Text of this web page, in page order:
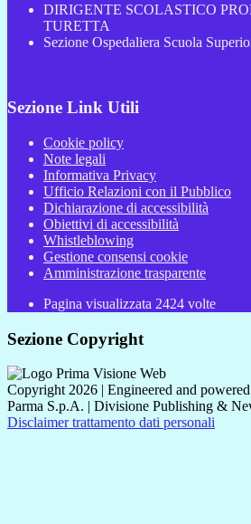
DIRIGENTE SCOLASTICO
TURETTA
Sezione Ospedaliera Scuola
Sezione Link Utili
Cookie policy
Note legali
Informativa Privacy
Ufficio Relazioni con il Pubblico
Dichiarazione di accessibilità
Obiettivi di accessibilità
Whistleblowing
Gestione consensi cookie
Amministrazione trasparente
Pagina visualizzata 2424 volte
Sezione Copyright
Copyright 2026 | Engineered and
Parma S.p.A. | Divisione Publishing &
Disclaimer trattamento dati personali